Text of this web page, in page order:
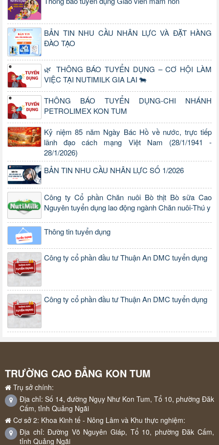
BẢN TIN NHU CẦU NHÂN LỰC VÀ ĐẶT HÀNG
ĐÀO TẠO
🌿 THÔNG BÁO TUYỂN DỤNG – CƠ HỘI LÀM
VIỆC TẠI NUTIMILK GIA LAI 🐄
THÔNG BÁO TUYỂN DỤNG-CHI NHÁNH
PETROLIMEX KON TUM
Kỷ niệm 85 năm Ngày Bác Hồ về nước, trực tiếp
lãnh đạo cách mạng Việt Nam (28/1/1941 -
28/1/2026)
BẢN TIN NHU CẦU NHÂN LỰC SỐ 1/2026
Công ty Cổ phần Chăn nuôi Bò thịt Bò sữa Cao
Nguyên tuyển dụng lao động ngành Chăn nuôi-Thú y
Thông tin tuyển dụng
Công ty cổ phần đầu tư Thuận An DMC tuyển dụng
Công ty cổ phần đầu tư Thuận An DMC tuyển dụng
TRƯỜNG CAO ĐẲNG KON TUM
Trụ sở chính:
Địa chỉ: Số 14, đường Ngụy Như Kon Tum, Tổ 10, phường Đăk
Cấm, tỉnh Quảng Ngãi
Cơ sở 2: Khoa Kinh tế - Nông Lâm và Khu thực nghiệm:
Địa chỉ: Đường Võ Nguyên Giáp, Tổ 10, phường Đăk Cấm,
tỉnh Quảng Ngãi